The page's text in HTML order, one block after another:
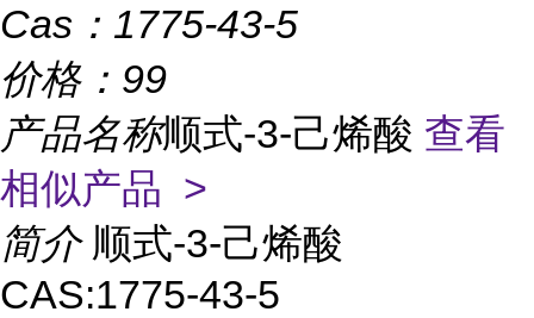
Cas： 1775-43-5
价格： 99
产品名称顺式-3-己烯酸 查看
相似产品 >
简介 顺式-3-己烯酸
CAS:1775-43-5